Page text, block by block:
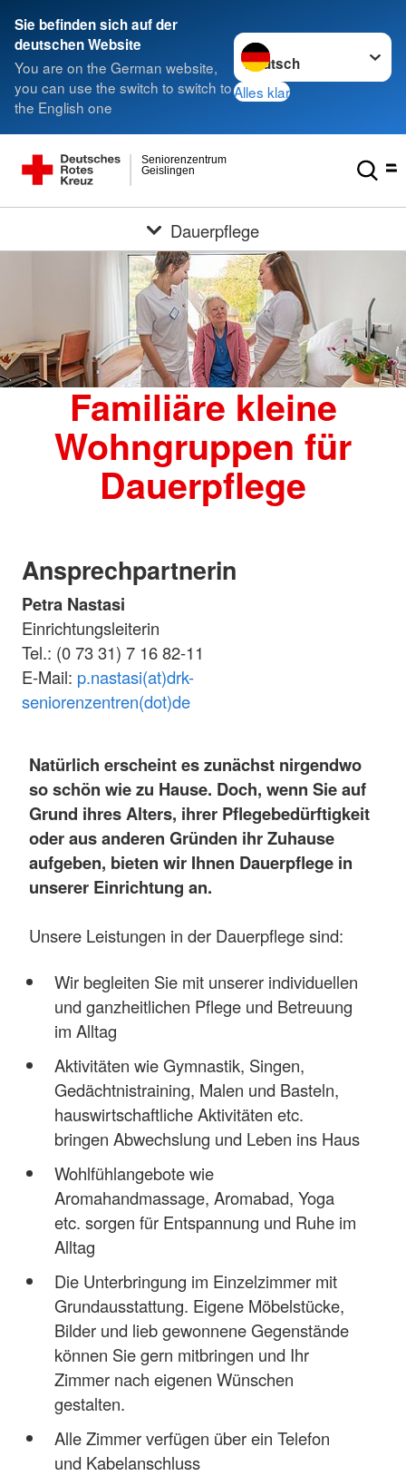
Sie befinden sich auf der
deutschen Website
You are on the German website,
you can use the switch to switch to
the English one
Sprache wechseln zu
Alles klar
Geislingen
Seniorenzentrum
Dauerpflege
Familiäre kleine
Wohngruppen für
Dauerpflege
Ansprechpartnerin
Petra Nastasi
Einrichtungsleiterin
Tel.: (0 73 31) 7 16 82-11
E-Mail: p.nastasi(at)drk-
seniorenzentren(dot)de
Natürlich erscheint es zunächst nirgendwo
so schön wie zu Hause. Doch, wenn Sie auf
Grund ihres Alters, ihrer Pflegebedürftigkeit
oder aus anderen Gründen ihr Zuhause
aufgeben, bieten wir Ihnen Dauerpflege in
unserer Einrichtung an.
Unsere Leistungen in der Dauerpflege sind:
Wir begleiten Sie mit unserer individuellen
und ganzheitlichen Pflege und Betreuung
im Alltag
Aktivitäten wie Gymnastik, Singen,
Gedächtnistraining, Malen und Basteln,
hauswirtschaftliche Aktivitäten etc.
bringen Abwechslung und Leben ins Haus
Wohlfühlangebote wie
Aromahandmassage, Aromabad, Yoga
etc. sorgen für Entspannung und Ruhe im
Alltag
Die Unterbringung im Einzelzimmer mit
Grundausstattung. Eigene Möbelstücke,
Bilder und lieb gewonnene Gegenstände
können Sie gern mitbringen und Ihr
Zimmer nach eigenen Wünschen
gestalten.
Alle Zimmer verfügen über ein Telefon
und Kabelanschluss